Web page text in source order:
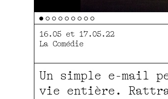
16.05 et 17.05.22
La Comédie
Un simple e-mail
vie entière.